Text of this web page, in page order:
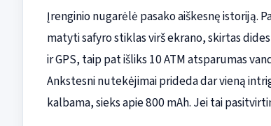
Įrenginio nugarėlė pasako aiškesnę istoriją.
matyti safyro stiklas virš ekrano, skirtas
ir GPS, taip pat išliks 10 ATM atsparumas
Ankstesni nutekėjimai prideda dar vieną
kalbama, sieks apie 800 mAh. Jei tai